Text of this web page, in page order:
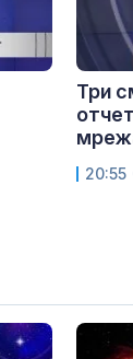
Три
20:55